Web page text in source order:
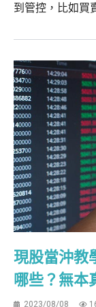
到管控，比如買
現股當沖教
哪些？無本
2023/08/08